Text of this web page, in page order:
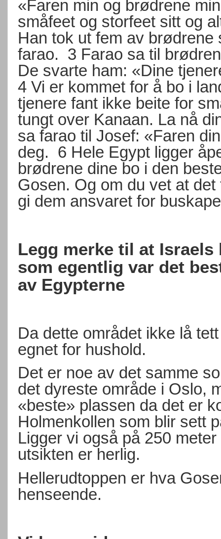
«Faren min og brødrene
småfeet og storfeet sitt og
Han tok ut fem av
farao. 3 Farao sa til
De svarte ham: «Dine
4 Vi er kommet for å bo i
tjenere fant ikke beite for
tungt over Kanaan. La nå
sa farao til Josef: «Faren
deg. 6 Hele Egypt ligger
brødrene dine bo i den
Gosen. Og om du vet at
gi dem ansvaret for
Legg merke til at
som egentlig var det
av Egypterne
Da dette området ikke lå
egnet for hushold.
Det er noe av det samme
det dyreste område i Oslo,
«beste» plassen da det er
Holmenkollen som blir sett
Ligger vi også på 250
utsikten er herlig.
Hellerudtoppen er hva
henseende.